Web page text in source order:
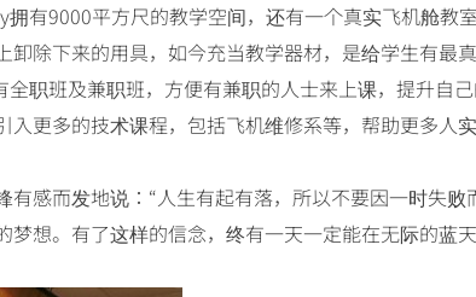
有9000平方尺的教学空间，还有一个真实飞机舱教
卸除下来的用具，如今充当教学器材，是给学生有最真
全职班及兼职班，方便有兼职的人士来上课，提升自
入更多的技术课程，包括飞机维修系等，帮助更多人
有感而发地说：“人生有起有落，所以不要因一时失
梦想。有了这样的信念，终有一天一定能在无际的蓝天